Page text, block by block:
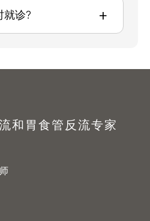
就诊? +
和胃食管反流专家